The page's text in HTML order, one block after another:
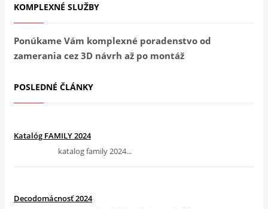
KOMPLEXNÉ SLUŽBY
Ponúkame Vám komplexné poradenstvo od
zamerania cez 3D návrh až po montáž
POSLEDNÉ ČLÁNKY
Katalóg FAMILY 2024
katalog family 2024...
Decodomácnosť 2024